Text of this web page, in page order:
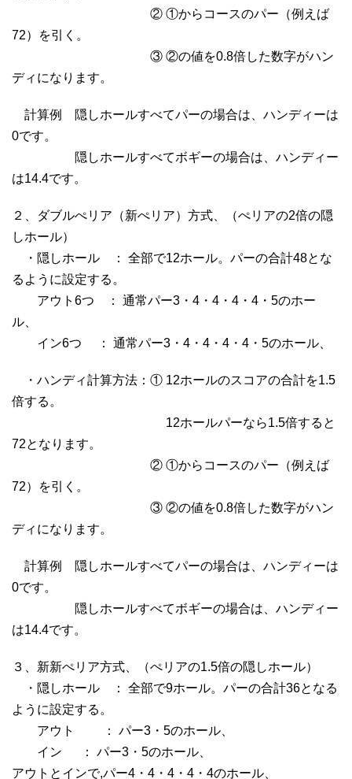
② ①からコースのパー（例えば
72）を引く。
③ ②の値を0.8倍した数字がハン
ディになります。
計算例 隠しホールすべてパーの場合は、ハンディーは
0です。
隠しホールすべてボギーの場合は、ハンディー
は14.4です。
２、ダブルぺリア（新ぺリア）方式、（ぺリアの2倍の隠
しホール）
・隠しホール ： 全部で12ホール。パーの合計48とな
るように設定する。
アウト6つ ： 通常パー3・4・4・4・4・5のホー
ル、
イン6つ ： 通常パー3・4・4・4・4・5のホール、
・ハンディ計算方法：① 12ホールのスコアの合計を1.5
倍する。
12ホールパーなら1.5倍すると
72となります。
② ①からコースのパー（例えば
72）を引く。
③ ②の値を0.8倍した数字がハン
ディになります。
計算例 隠しホールすべてパーの場合は、ハンディーは
0です。
隠しホールすべてボギーの場合は、ハンディー
は14.4です。
３、新新ぺリア方式、（ぺリアの1.5倍の隠しホール）
・隠しホール ： 全部で9ホール。パーの合計36となる
ように設定する。
アウト ： パー3・5のホール、
イン ： パー3・5のホール、
アウトとインで,パー4・4・4・4・4のホール、